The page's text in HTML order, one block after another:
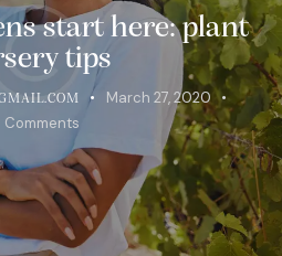
start here: plant
tips
March 27, 2020
Comments